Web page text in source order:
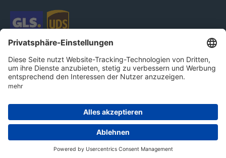
Bohle GmbH 2026
Adatvédelmi nyilatkozat
Ált.Üz.Felt.